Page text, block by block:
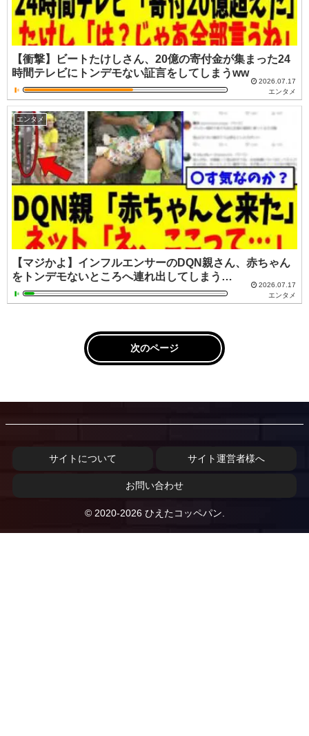
【衝撃】ビートたけしさん、20億の寄付金が集まった24
時間テレビにトンデモない証言をしてしまうww
2026.07.17
エンタメ
エンタメ
【マジかよ】インフルエンサーのDQN親さん、赤ちゃん
をトンデモないところへ連れ出してしまう…
2026.07.17
エンタメ
次のページ
サイトについて サイト運営者様へ
お問い合わせ
© 2020-2026 ひえたコッペパン.